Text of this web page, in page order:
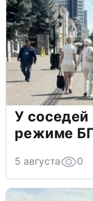
У
режиме
5 августа 0